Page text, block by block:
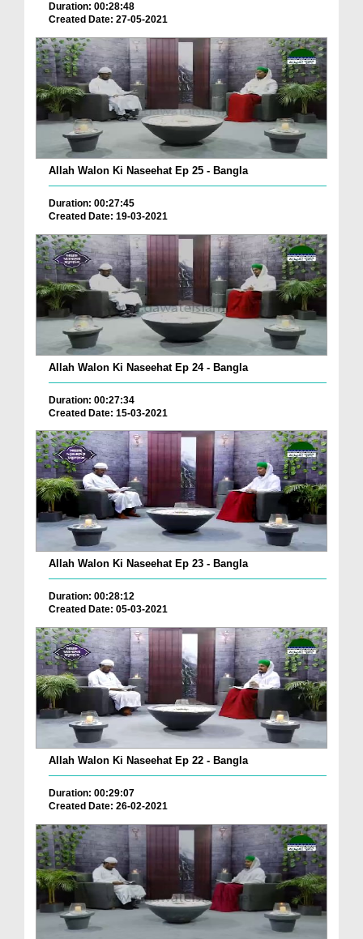
Duration: 00:28:48
Created Date: 27-05-2021
Allah Walon Ki Naseehat Ep 25 - Bangla
Duration: 00:27:45
Created Date: 19-03-2021
Allah Walon Ki Naseehat Ep 24 - Bangla
Duration: 00:27:34
Created Date: 15-03-2021
Allah Walon Ki Naseehat Ep 23 - Bangla
Duration: 00:28:12
Created Date: 05-03-2021
Allah Walon Ki Naseehat Ep 22 - Bangla
Duration: 00:29:07
Created Date: 26-02-2021